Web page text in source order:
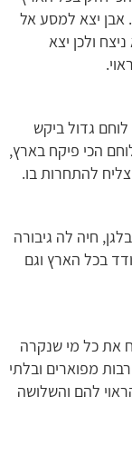
אבן יצא למסע אל
ולכן יצא
גדול ביקש
הכי פיקח בארץ,
להתחרות בו.
חיה לה גיבורה
בכל הארץ וגם
את כל מי שנקרה
מפוארים ובלתי
להם והשלושה